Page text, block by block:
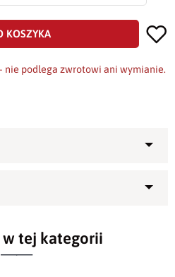
KOSZYKA
nie podlega zwrotowi ani wymianie.
Minos
czy stołu
w tej kategorii